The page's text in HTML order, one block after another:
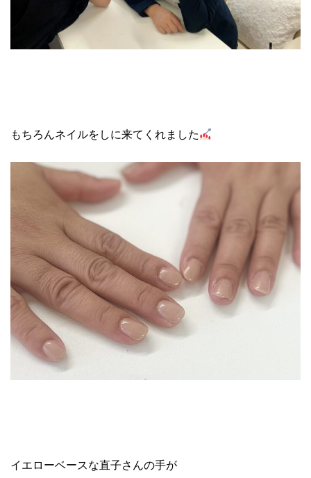
もちろんネイルをしに来てくれました
イエローベースな直子さんの手が